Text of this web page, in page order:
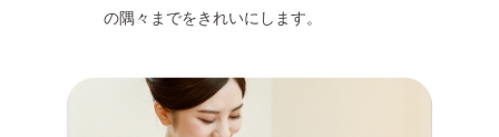
の隅々までをきれいにします。